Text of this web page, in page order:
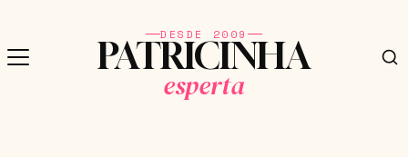
DESDE 2009
PATRICINHA
esperta